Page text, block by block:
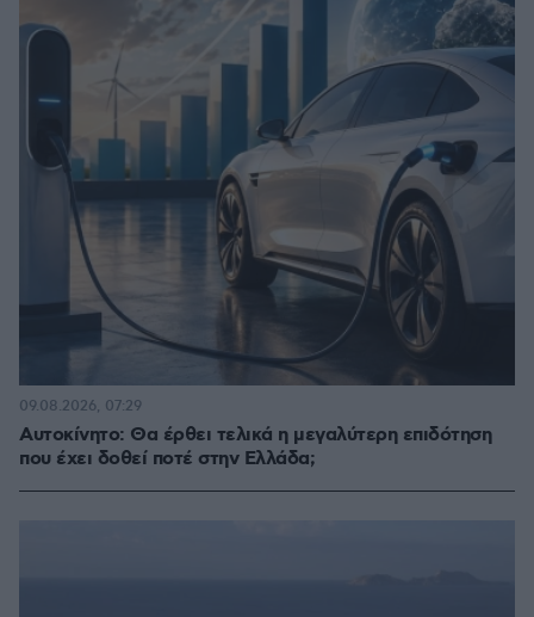
Αυτοκίνητο: Θα έρθει τελικά η μεγαλύτερη επιδότηση
που έχει δοθεί ποτέ στην Ελλάδα;
09.08.2026, 07:29